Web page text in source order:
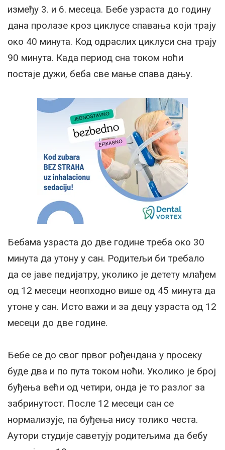
између 3. и 6. месеца. Бебе узраста до годину
дана пролазе кроз циклусе спавања који трају
око 40 минута. Код одраслих циклуси сна трају
90 минута. Када период сна током ноћи
постаје дужи, беба све мање спава дању.
Бебама узраста до две године треба око 30
минута да утону у сан. Родитељи би требало
да се јаве педијатру, уколико је детету млађем
од 12 месеци неопходно више од 45 минута да
утоне у сан. Исто важи и за децу узраста од 12
месеци до две године.
Бебе се до свог првог рођендана у просеку
буде два и по пута током ноћи. Уколико је број
буђења већи од четири, онда је то разлог за
забринутост. После 12 месеци сан се
нормализује, па буђења нису толико честа.
Аутори студије саветују родитељима да бебу